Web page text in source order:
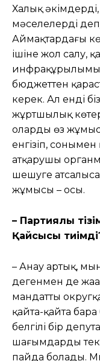
Халық əкімдердің,
мəселелерді
Аймақтардағы
ішіне жол салу,
бюджеттен
керек. Ал енді
жұртшылық
оларды өз
енгізіп,
атқарушы
шешуге
жұмысы – осы.
– Партиялық
Қайсысы
– Анау артық,
дегенмен де
мандатты
қайта-қайта бара
белгілі бір
шағымдарды тек
пайда болады.